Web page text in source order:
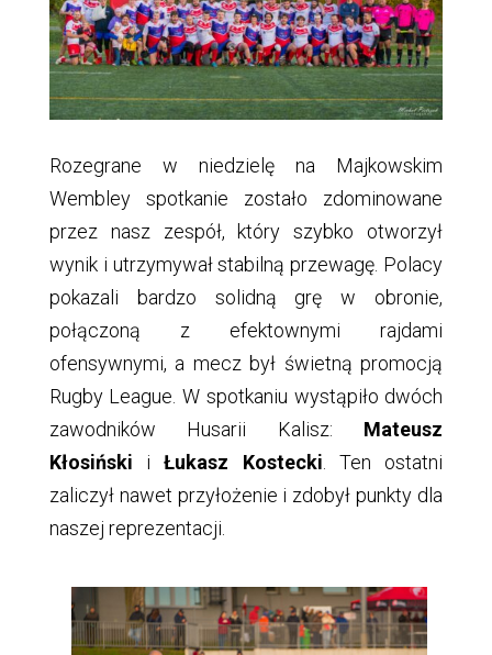
Rozegrane w niedzielę na Majkowskim
Wembley spotkanie zostało zdominowane
przez nasz zespół, który szybko otworzył
wynik i utrzymywał stabilną przewagę. Polacy
pokazali bardzo solidną grę w obronie,
połączoną z efektownymi rajdami
ofensywnymi, a mecz był świetną promocją
Rugby League. W spotkaniu wystąpiło dwóch
zawodników Husarii Kalisz: Mateusz
Kłosiński iŁukasz Kostecki . Ten ostatni
zaliczył nawet przyłożenie i zdobył punkty dla
naszej reprezentacji.